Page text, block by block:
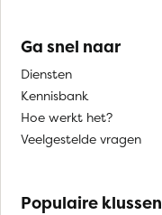
Ga snel naar
Diensten
Kennisbank
Hoe werkt het?
Veelgestelde vragen
Populaire klussen